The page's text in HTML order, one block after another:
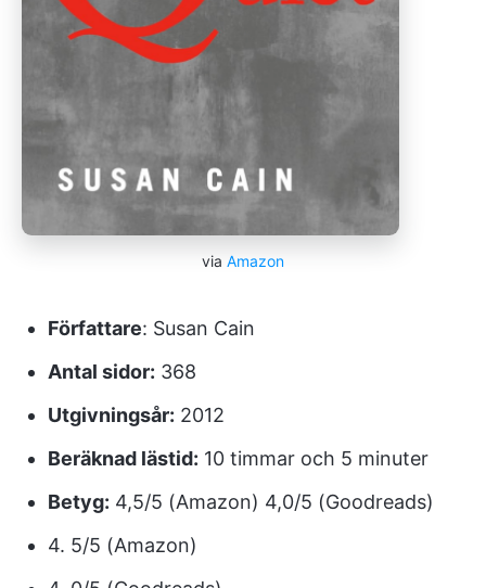
via Amazon
Författare: Susan Cain
Antal sidor: 368
Utgivningsår: 2012
Beräknad lästid: 10 timmar och 5 minuter
Betyg: 4,5/5 (Amazon) 4,0/5 (Goodreads)
4. 5/5 (Amazon)